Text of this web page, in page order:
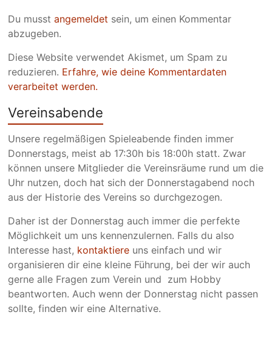
Du musstangemeldet sein, um einen Kommentar
abzugeben.
Diese Website verwendet Akismet, um Spam zu
reduzieren. Erfahre, wie deine Kommentardaten
verarbeitet werden.
Vereinsabende
Unsere regelmäßigen Spieleabende finden immer
Donnerstags, meist ab 17:30h bis 18:00h statt. Zwar
können unsere Mitglieder die Vereinsräume rund um die
Uhr nutzen, doch hat sich der Donnerstagabend noch
aus der Historie des Vereins so durchgezogen.
Daher ist der Donnerstag auch immer die perfekte
Möglichkeit um uns kennenzulernen. Falls du also
Interesse hast, kontaktiere uns einfach und wir
organisieren dir eine kleine Führung, bei der wir auch
gerne alle Fragen zum Verein und zum Hobby
beantworten. Auch wenn der Donnerstag nicht passen
sollte, finden wir eine Alternative.